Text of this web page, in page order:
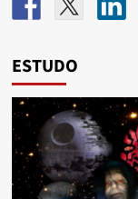
ESTUDO